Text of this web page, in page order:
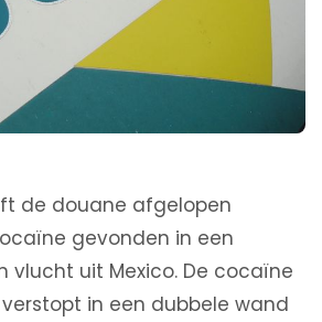
de douane afgelopen
gevonden in een
vlucht uit Mexico. De cocaïne
in een dubbele wand